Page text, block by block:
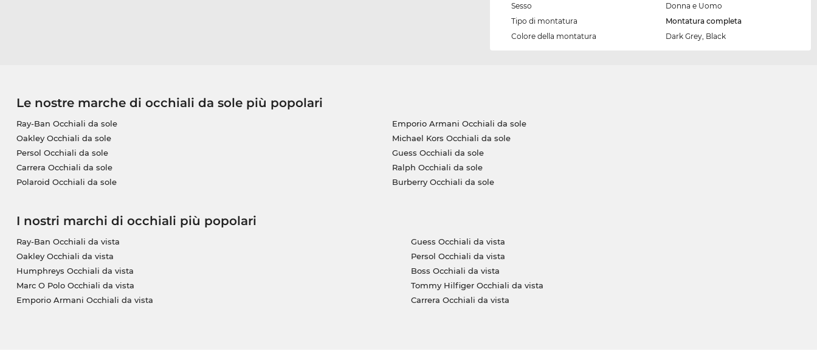
Sesso
Donna e Uomo
Tipo di montatura
Montatura completa
Colore della montatura
Dark Grey, Black
Le nostre marche di occhiali da sole più popolari
Ray-Ban Occhiali da sole
Oakley Occhiali da sole
Persol Occhiali da sole
Carrera Occhiali da sole
Polaroid Occhiali da sole
Emporio Armani Occhiali da sole
Michael Kors Occhiali da sole
Guess Occhiali da sole
Ralph Occhiali da sole
Burberry Occhiali da sole
I nostri marchi di occhiali più popolari
Ray-Ban Occhiali da vista
Oakley Occhiali da vista
Humphreys Occhiali da vista
Marc O Polo Occhiali da vista
Emporio Armani Occhiali da vista
Guess Occhiali da vista
Persol Occhiali da vista
Boss Occhiali da vista
Tommy Hilfiger Occhiali da vista
Carrera Occhiali da vista